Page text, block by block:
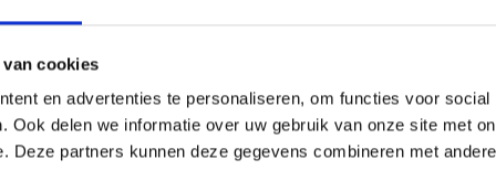
cookies
en advertenties te personaliseren, om functies voor
Ook delen we informatie over uw gebruik van onze site met
Deze partners kunnen deze gegevens combineren met